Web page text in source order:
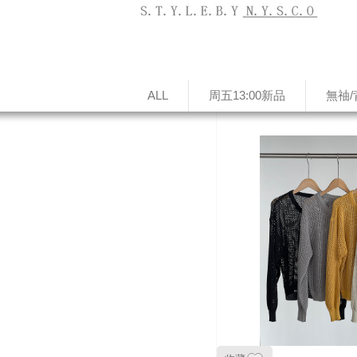
ALL 周五13:00新品 無䄂/